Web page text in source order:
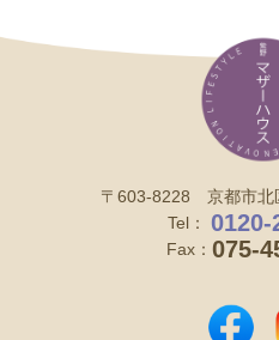
〒603-8228 京都市北
Tel：
0120-
Fax： 075-